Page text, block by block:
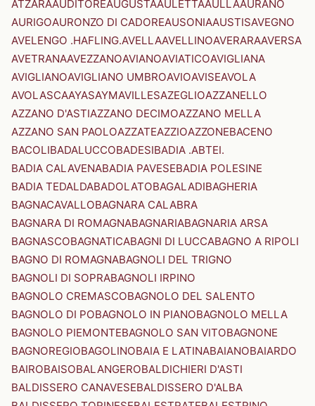
ATZARAAUDITOREAUGUSTAAULETTAAULLAAURANO
AURIGOAURONZO DI CADOREAUSONIAAUSTISAVEGNO
AVELENGO .HAFLING.AVELLAAVELLINOAVERARAAVERSA
AVETRANAAVEZZANOAVIANOAVIATICOAVIGLIANA
AVIGLIANOAVIGLIANO UMBROAVIOAVISEAVOLA
AVOLASCAAYASAYMAVILLESAZEGLIOAZZANELLO
AZZANO D'ASTIAZZANO DECIMOAZZANO MELLA
AZZANO SAN PAOLOAZZATEAZZIOAZZONEBACENO
BACOLIBADALUCCOBADESIBADIA .ABTEI.
BADIA CALAVENABADIA PAVESEBADIA POLESINE
BADIA TEDALDABADOLATOBAGALADIBAGHERIA
BAGNACAVALLOBAGNARA CALABRA
BAGNARA DI ROMAGNABAGNARIABAGNARIA ARSA
BAGNASCOBAGNATICABAGNI DI LUCCABAGNO A RIPOLI
BAGNO DI ROMAGNABAGNOLI DEL TRIGNO
BAGNOLI DI SOPRABAGNOLI IRPINO
BAGNOLO CREMASCOBAGNOLO DEL SALENTO
BAGNOLO DI POBAGNOLO IN PIANOBAGNOLO MELLA
BAGNOLO PIEMONTEBAGNOLO SAN VITOBAGNONE
BAGNOREGIOBAGOLINOBAIA E LATINABAIANOBAIARDO
BAIROBAISOBALANGEROBALDICHIERI D'ASTI
BALDISSERO CANAVESEBALDISSERO D'ALBA